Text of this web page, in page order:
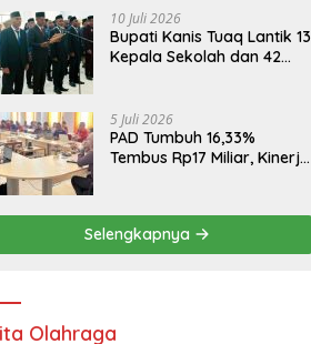
10 Juli 2026
Bupati Kanis Tuaq Lantik 13
Kepala Sekolah dan 42
5 Juli 2026
PAD Tumbuh 16,33%
Tembus Rp17 Miliar, Kinerja
Selengkapnya
Olahraga